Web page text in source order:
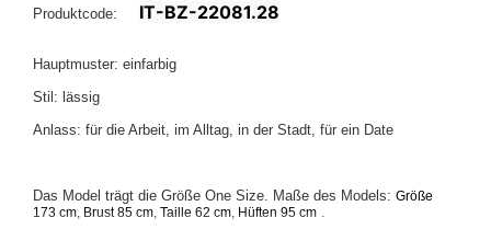
Produktcode: IT-BZ-22081.28
Hauptmuster: einfarbig
Stil: lässig
Anlass: für die Arbeit, im Alltag, in der Stadt, für ein Date
Das Model trägt die Größe One Size. Maße des Models: Größe
173 cm, Brust 85 cm, Taille 62 cm, Hüften 95 cm .